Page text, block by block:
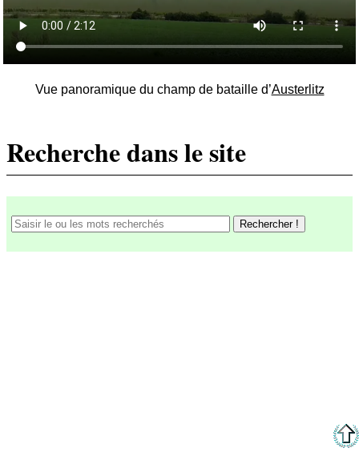
Vue panoramique du champ de bataille d’Austerlitz
Recherche dans le site